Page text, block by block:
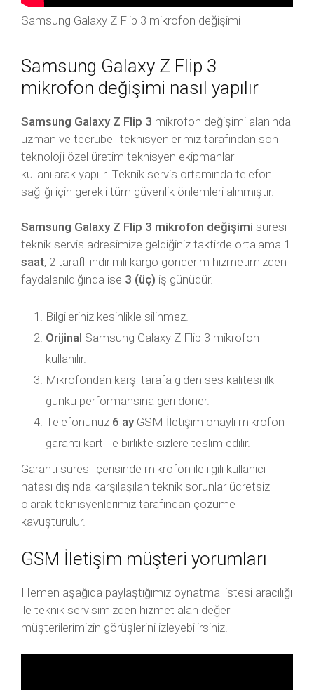
Samsung Galaxy Z Flip 3 mikrofon değişimi
Samsung Galaxy Z Flip 3
mikrofon değişimi nasıl yapılır
Samsung Galaxy Z Flip 3 mikrofon değişimi alanında
uzman ve tecrübeli teknisyenlerimiz tarafından son
teknoloji özel üretim teknisyen ekipmanları
kullanılarak yapılır. Teknik servis ortamında telefon
sağlığı için gerekli tüm güvenlik önlemleri alınmıştır.
Samsung Galaxy Z Flip 3 mikrofon değişimi süresi
teknik servis adresimize geldiğiniz taktirde ortalama 1
saat, 2 taraflı indirimli kargo gönderim hizmetimizden
faydalanıldığında ise 3 (üç) iş günüdür.
Bilgileriniz kesinlikle silinmez.
Orijinal Samsung Galaxy Z Flip 3 mikrofon
kullanılır.
Mikrofondan karşı tarafa giden ses kalitesi ilk
günkü performansına geri döner.
Telefonunuz 6 ayGSM İletişim onaylı mikrofon
garanti kartı ile birlikte sizlere teslim edilir.
Garanti süresi içerisinde mikrofon ile ilgili kullanıcı
hatası dışında karşılaşılan teknik sorunlar ücretsiz
olarak teknisyenlerimiz tarafından çözüme
kavuşturulur.
GSM İletişim müşteri yorumları
Hemen aşağıda paylaştığımız oynatma listesi aracılığı
ile teknik servisimizden hizmet alan değerli
müşterilerimizin görüşlerini izleyebilirsiniz.